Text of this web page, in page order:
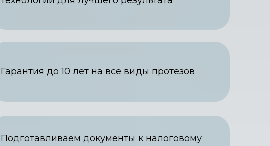
Гарантия до 10 лет на все виды протезов
Подготавливаем документы к налоговому